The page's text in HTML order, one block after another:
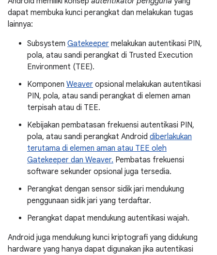
dapat membuka kunci perangkat dan melakukan tugas
lainnya:
Subsystem Gatekeeper melakukan autentikasi PIN,
pola, atau sandi perangkat di Trusted Execution
Environment (TEE).
Komponen Weaver opsional melakukan autentikasi
PIN, pola, atau sandi perangkat di elemen aman
terpisah atau di TEE.
Kebijakan pembatasan frekuensi autentikasi PIN,
pola, atau sandi perangkat Android diberlakukan
terutama di elemen aman atau TEE oleh
Gatekeeper dan Weaver. Pembatas frekuensi
software sekunder opsional juga tersedia.
Perangkat dengan sensor sidik jari mendukung
penggunaan sidik jari yang terdaftar.
Perangkat dapat mendukung autentikasi wajah.
Android juga mendukung kunci kriptografi yang didukung
hardware yang hanya dapat digunakan jika autentikasi